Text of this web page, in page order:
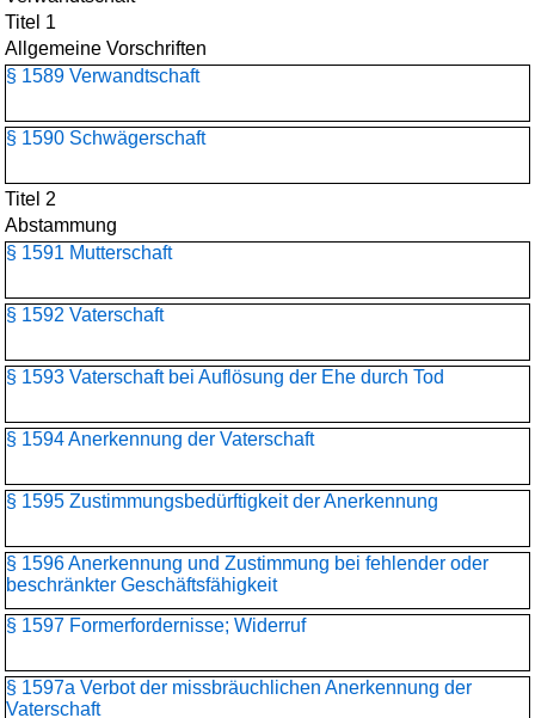
Titel 1
Allgemeine Vorschriften
§ 1589 Verwandtschaft
§ 1590 Schwägerschaft
Titel 2
Abstammung
§ 1591 Mutterschaft
§ 1592 Vaterschaft
§ 1593 Vaterschaft bei Auflösung der Ehe durch Tod
§ 1594 Anerkennung der Vaterschaft
§ 1595 Zustimmungsbedürftigkeit der Anerkennung
§ 1596 Anerkennung und Zustimmung bei fehlender oder
beschränkter Geschäftsfähigkeit
§ 1597 Formerfordernisse; Widerruf
§ 1597a Verbot der missbräuchlichen Anerkennung der
Vaterschaft